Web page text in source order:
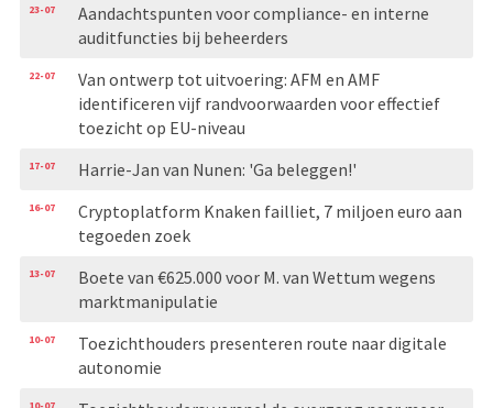
23-07
Aandachtspunten voor compliance- en interne
auditfuncties bij beheerders
22-07
Van ontwerp tot uitvoering: AFM en AMF
identificeren vijf randvoorwaarden voor effectief
toezicht op EU-niveau
17-07 Harrie-Jan van Nunen: 'Ga beleggen!'
16-07
Cryptoplatform Knaken failliet, 7 miljoen euro aan
tegoeden zoek
13-07
Boete van €625.000 voor M. van Wettum wegens
marktmanipulatie
10-07
Toezichthouders presenteren route naar digitale
autonomie
10-07